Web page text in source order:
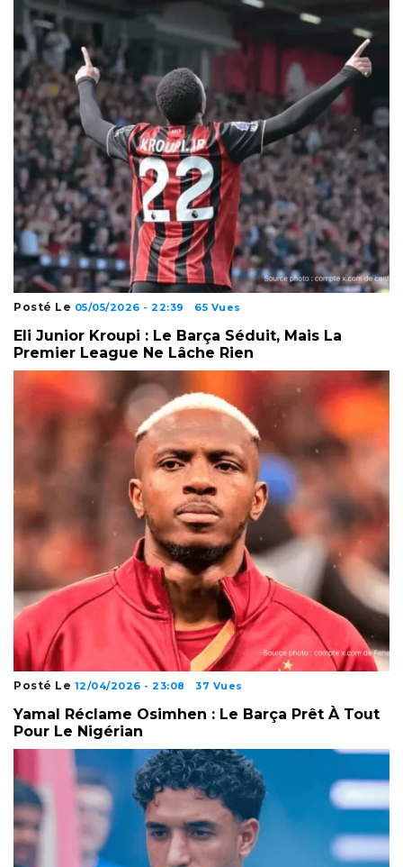
Posté Le 05/05/2026 - 22:39 65 Vues
Eli Junior Kroupi : Le Barça Séduit, Mais La
Premier League Ne Lâche Rien
Posté Le 12/04/2026 - 23:08 37 Vues
Yamal Réclame Osimhen : Le Barça Prêt À Tout
Pour Le Nigérian